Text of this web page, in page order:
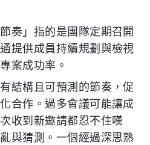
奏」指的是團隊定期召開
提供成員持續規劃與檢視
案成功率。
結構且可預測的節奏，促
合作。過多會議可能讓成
收到新邀請都忍不住嘆
與猜測。一個經過深思熟